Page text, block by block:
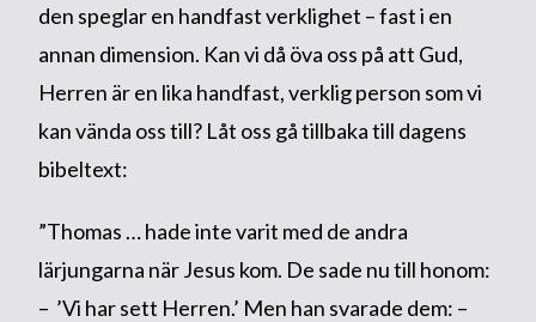
den speglar en handfast verklighet – fast i en
annan dimension. Kan vi då öva oss på att Gud,
Herren är en lika handfast, verklig person som vi
kan vända oss till? Låt oss gå tillbaka till dagens
bibeltext:
”Thomas … hade inte varit med de andra
lärjungarna när Jesus kom. De sade nu till honom:
– ’Vi har sett Herren.’ Men han svarade dem: –